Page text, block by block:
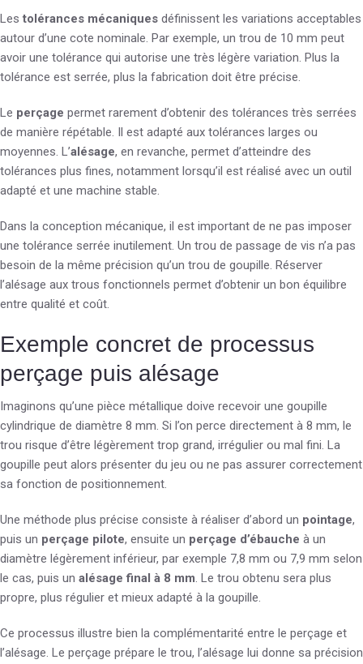
Les tolérances mécaniques définissent les variations acceptables
autour d’une cote nominale. Par exemple, un trou de 10 mm peut
avoir une tolérance qui autorise une très légère variation. Plus la
tolérance est serrée, plus la fabrication doit être précise.
Le perçage permet rarement d’obtenir des tolérances très serrées
de manière répétable. Il est adapté aux tolérances larges ou
moyennes. L’alésage, en revanche, permet d’atteindre des
tolérances plus fines, notamment lorsqu’il est réalisé avec un outil
adapté et une machine stable.
Dans la conception mécanique, il est important de ne pas imposer
une tolérance serrée inutilement. Un trou de passage de vis n’a pas
besoin de la même précision qu’un trou de goupille. Réserver
l’alésage aux trous fonctionnels permet d’obtenir un bon équilibre
entre qualité et coût.
Exemple concret de processus
perçage puis alésage
Imaginons qu’une pièce métallique doive recevoir une goupille
cylindrique de diamètre 8 mm. Si l’on perce directement à 8 mm, le
trou risque d’être légèrement trop grand, irrégulier ou mal fini. La
goupille peut alors présenter du jeu ou ne pas assurer correctement
sa fonction de positionnement.
Une méthode plus précise consiste à réaliser d’abord un pointage,
puis un perçage pilote, ensuite un perçage d’ébauche à un
diamètre légèrement inférieur, par exemple 7,8 mm ou 7,9 mm selon
le cas, puis un alésage final à 8 mm. Le trou obtenu sera plus
propre, plus régulier et mieux adapté à la goupille.
Ce processus illustre bien la complémentarité entre le perçage et
l’alésage. Le perçage prépare le trou, l’alésage lui donne sa précision